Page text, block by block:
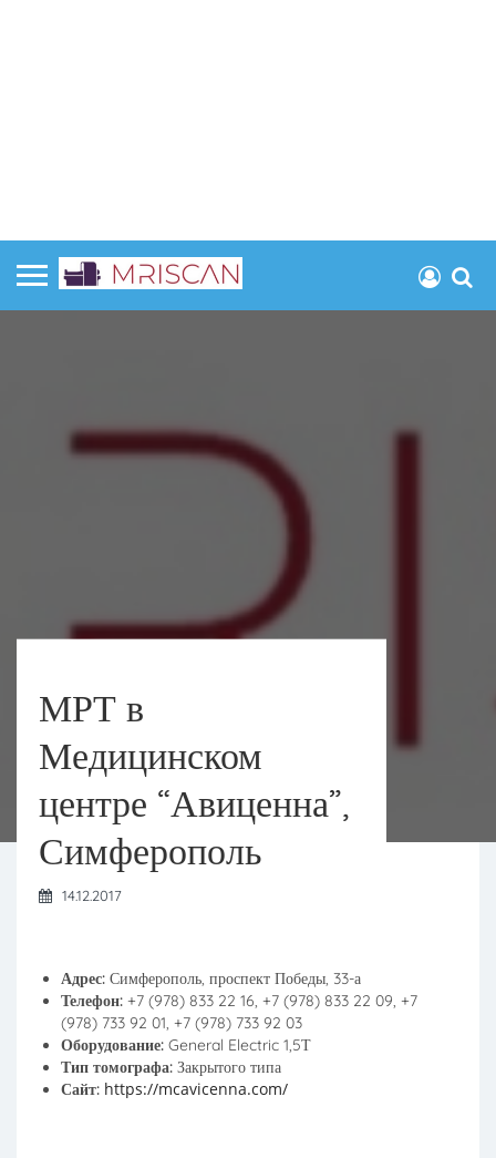
МРТ в
Медицинском
центре “Авиценна”,
Симферополь
14.12.2017
Адрес: Симферополь, проспект Победы, 33-а
Телефон: +7 (978) 833 22 16, +7 (978) 833 22 09, +7
(978) 733 92 01, +7 (978) 733 92 03
Оборудование: General Electric 1,5Т
Тип томографа: Закрытого типа
Сайт: https://mcavicenna.com/